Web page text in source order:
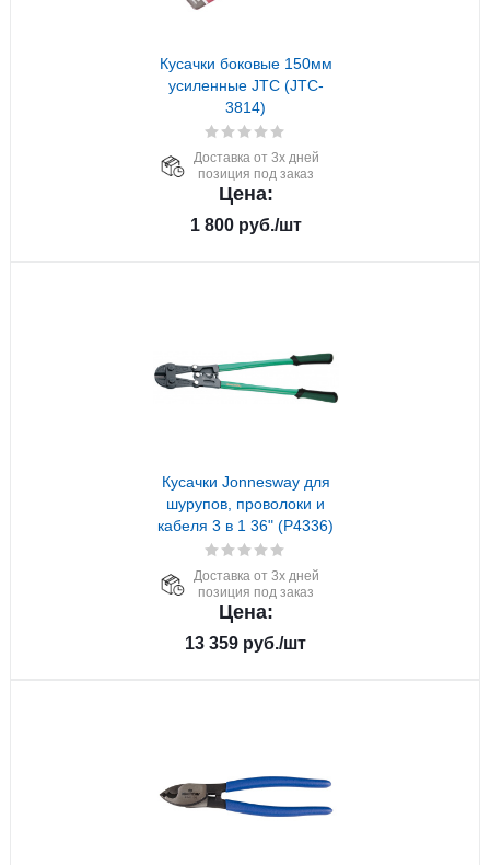
Кусачки боковые 150мм
усиленные JTC (JTC-
3814)
Доставка от 3х дней
позиция под заказ
Цена:
1 800руб./шт
Кусачки Jonnesway для
шурупов, проволоки и
кабеля 3 в 1 36" (P4336)
Доставка от 3х дней
позиция под заказ
Цена:
13 359 руб./шт